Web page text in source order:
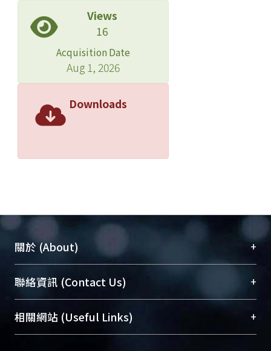
Views
16
Acquisition Date
Aug 1, 2026
Downloads
關於 (About) +
臺大位居世界頂尖大學之列，為永久珍藏及向國際
展現本校豐碩的研究成果及學術能量，圖書館整合
機構典藏（NTUR）與學術庫（AH）不同功能平
台，成為臺大學術典藏NTU scholars。期能整合研
聯絡資訊 (Contact Us) +
總館學科館員(Main Library)
醫學圖書館學科館員(Medical Library)
相關網站 (Useful Links) +